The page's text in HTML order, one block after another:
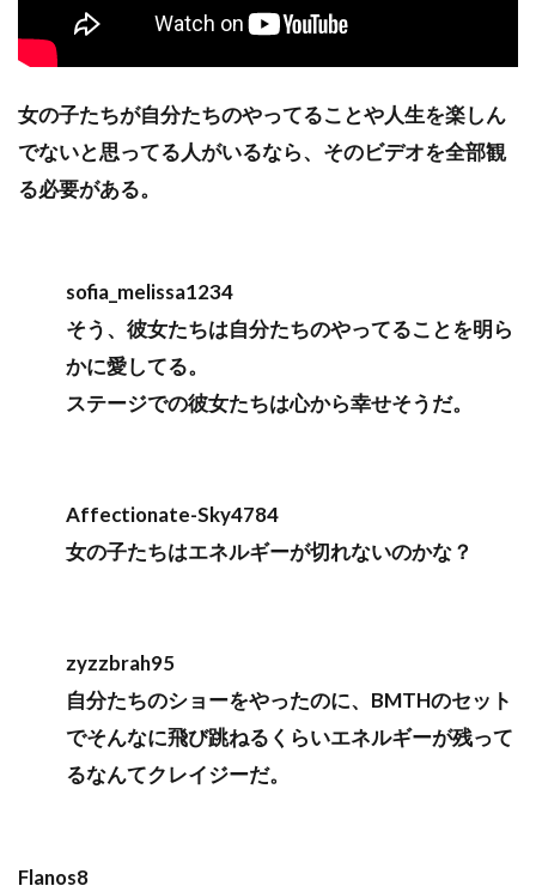
女の子たちが自分たちのやってることや人生を楽しん
でないと思ってる人がいるなら、そのビデオを全部観
る必要がある。
sofia_melissa1234
そう、彼女たちは自分たちのやってることを明ら
かに愛してる。
ステージでの彼女たちは心から幸せそうだ。
Affectionate-Sky4784
女の子たちはエネルギーが切れないのかな？
zyzzbrah95
自分たちのショーをやったのに、BMTHのセット
でそんなに飛び跳ねるくらいエネルギーが残って
るなんてクレイジーだ。
Flanos8